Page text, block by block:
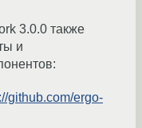
3.0.0 также
и
github.com/ergo-